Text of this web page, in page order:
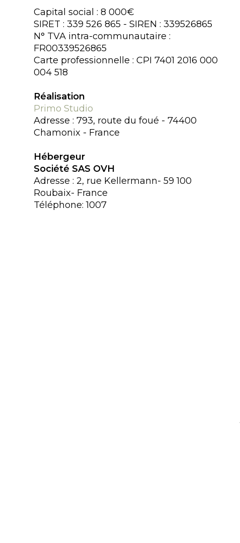
Capital social : 8 000€
SIRET : 339 526 865 - SIREN : 339526865
N° TVA intra-communautaire :
FR00339526865
Carte professionnelle : CPI 7401 2016 000
004 518
Réalisation
Primo Studio
Adresse : 793, route du foué - 74400
Chamonix - France
Hébergeur
Société SAS OVH
Adresse : 2, rue Kellermann- 59 100
Roubaix- France
Téléphone: 1007